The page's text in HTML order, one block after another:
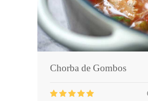
Chorba de Gombos